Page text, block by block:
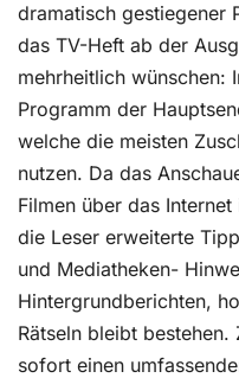
dramatisch gestiegener
das TV-Heft ab der
mehrheitlich wünschen:
Programm der
welche die meisten
nutzen. Da das
Filmen über das
die Leser erweiterte
und Mediatheken-
Hintergrundberichten,
Rätseln bleibt
sofort einen